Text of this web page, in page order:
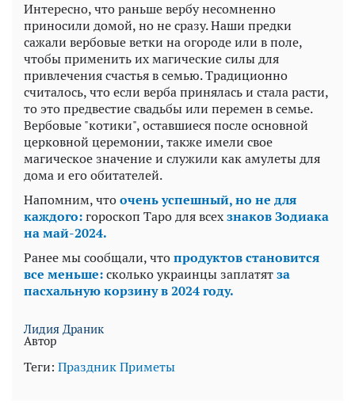
Интересно, что раньше вербу несомненно
приносили домой, но не сразу. Наши предки
сажали вербовые ветки на огороде или в поле,
чтобы применить их магические силы для
привлечения счастья в семью. Традиционно
считалось, что если верба принялась и стала расти,
то это предвестие свадьбы или перемен в семье.
Вербовые "котики", оставшиеся после основной
церковной церемонии, также имели свое
магическое значение и служили как амулеты для
дома и его обитателей.
Напомним, чтоочень успешный, но не для
каждого:гороскоп Таро для всехзнаков Зодиака
на май-2024.
Ранее мы сообщали, чтопродуктов становится
все меньше:сколько украинцы заплатятза
пасхальную корзину в 2024 году.
Лидия Драник
Автор
Теги: ПраздникПриметы